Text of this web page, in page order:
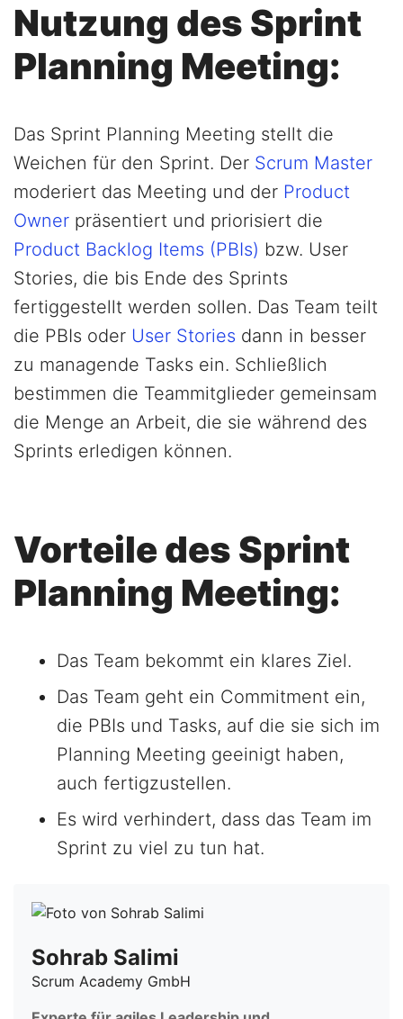
Nutzung des Sprint
Planning Meeting:
Das Sprint Planning Meeting stellt die
Weichen für den Sprint. Der Scrum Master
moderiert das Meeting und der Product
Owner präsentiert und priorisiert die
Product Backlog Items (PBIs) bzw. User
Stories, die bis Ende des Sprints
fertiggestellt werden sollen. Das Team teilt
die PBIs oder User Stories dann in besser
zu managende Tasks ein. Schließlich
bestimmen die Teammitglieder gemeinsam
die Menge an Arbeit, die sie während des
Sprints erledigen können.
Vorteile des Sprint
Planning Meeting:
Das Team bekommt ein klares Ziel.
Das Team geht ein Commitment ein,
die PBIs und Tasks, auf die sie sich im
Planning Meeting geeinigt haben,
auch fertigzustellen.
Es wird verhindert, dass das Team im
Sprint zu viel zu tun hat.
Sohrab Salimi
Scrum Academy GmbH